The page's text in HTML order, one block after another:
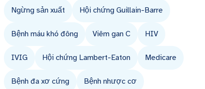
Ngừng sản xuất Hội chứng Guillain-Barre
Bệnh máu khó đông Viêm gan C HIV
IVIG Hội chứng Lambert-Eaton Medicare
Bệnh đa xơ cứng Bệnh nhược cơ